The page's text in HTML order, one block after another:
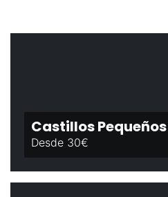
Castillos Pequeños
Desde 30€